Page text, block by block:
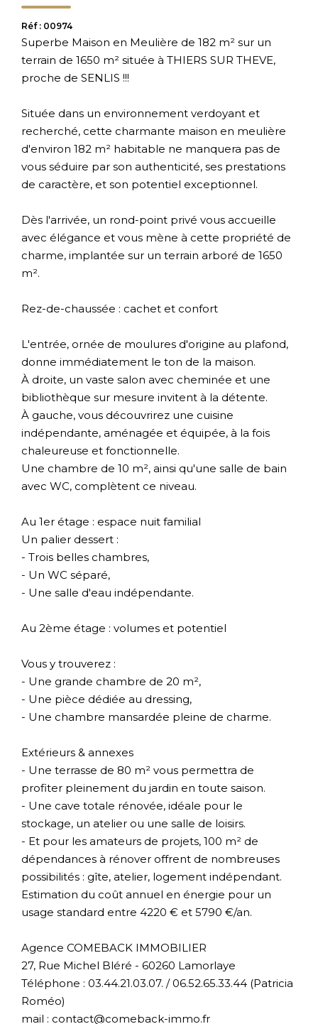
Réf : 00974
Superbe Maison en Meulière de 182 m² sur un
terrain de 1650 m² située à THIERS SUR THEVE,
proche de SENLIS !!!
Située dans un environnement verdoyant et
recherché, cette charmante maison en meulière
d'environ 182 m² habitable ne manquera pas de
vous séduire par son authenticité, ses prestations
de caractère, et son potentiel exceptionnel.
Dès l'arrivée, un rond-point privé vous accueille
avec élégance et vous mène à cette propriété de
charme, implantée sur un terrain arboré de 1650
m².
Rez-de-chaussée : cachet et confort
L'entrée, ornée de moulures d'origine au plafond,
donne immédiatement le ton de la maison.
À droite, un vaste salon avec cheminée et une
bibliothèque sur mesure invitent à la détente.
À gauche, vous découvrirez une cuisine
indépendante, aménagée et équipée, à la fois
chaleureuse et fonctionnelle.
Une chambre de 10 m², ainsi qu'une salle de bain
avec WC, complètent ce niveau.
Au 1er étage : espace nuit familial
Un palier dessert :
- Trois belles chambres,
- Un WC séparé,
- Une salle d'eau indépendante.
Au 2ème étage : volumes et potentiel
Vous y trouverez :
- Une grande chambre de 20 m²,
- Une pièce dédiée au dressing,
- Une chambre mansardée pleine de charme.
Extérieurs & annexes
- Une terrasse de 80 m² vous permettra de
profiter pleinement du jardin en toute saison.
- Une cave totale rénovée, idéale pour le
stockage, un atelier ou une salle de loisirs.
- Et pour les amateurs de projets, 100 m² de
dépendances à rénover offrent de nombreuses
possibilités : gîte, atelier, logement indépendant.
Estimation du coût annuel en énergie pour un
usage standard entre 4220 € et 5790 €/an.
Agence COMEBACK IMMOBILIER
27, Rue Michel Bléré - 60260 Lamorlaye
Téléphone : 03.44.21.03.07. / 06.52.65.33.44 (Patricia
Roméo)
mail : contact@comeback-immo.fr